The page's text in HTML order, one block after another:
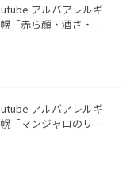
アルバアレルギ
「赤ら顔・酒さ・ニ
アルバアレルギ
「マンジャロのリア